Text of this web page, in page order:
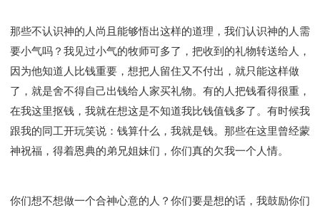
那些不认识神的人尚且能够悟出这样的道理，我们认识神的人需
要小气吗？我见过小气的牧师可多了，把收到的礼物转送给人，
因为他知道人比钱重要，想把人留住又不付出，就只能这样做
了，就是舍不得自己出钱给人家买礼物。有的人把钱看得很重，
在我这里抠钱，我就在想这是不知道我比钱值钱多了。有时候我
跟我的同工开玩笑说：钱算什么，我就是钱。那些在这里曾经蒙
神祝福，得着恩典的弟兄姐妹们，你们真的欠我一个人情。
你们想不想做一个合神心意的人？你们要是想的话，我鼓励你们